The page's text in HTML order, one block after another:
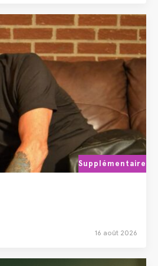
Supplémentaire
16 août 2026